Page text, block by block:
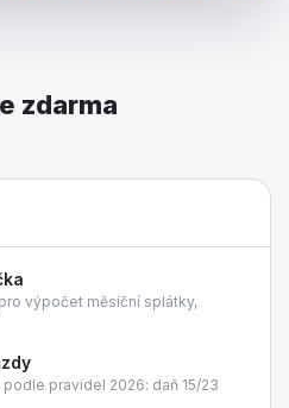
zdarma
výpočet měsíční splátky,
pravidel 2026: daň 15/23